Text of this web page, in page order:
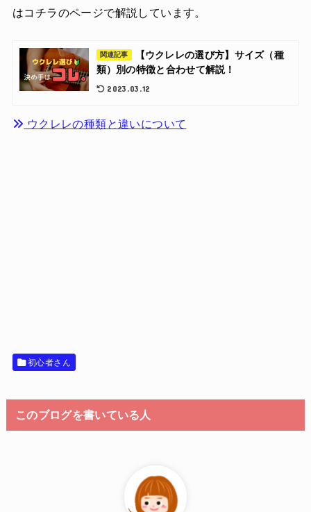
はコチラのページで解説しています。
関連記事
【ウクレレの選び方】サイズ（種
類）別の特徴と合わせて解説！
2023.03.12
ウクレレの種類と違いについて
初心者さん
このブログを書いている人